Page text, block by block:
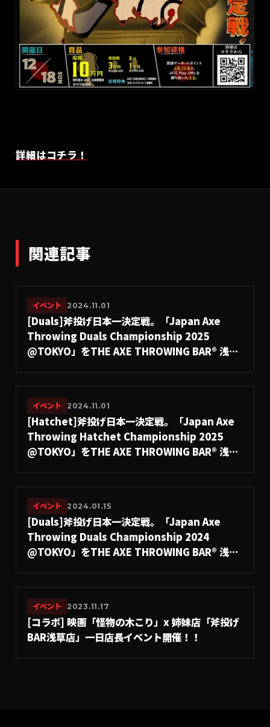
詳細はコチラ！
関連記事
イベント 2024.11.01
[Duals]斧投げ日本一決定戦。「Japan Axe
Throwing Duals Championship 2025
@TOKYO」をTHE AXE THROWING BAR®︎ 浅草
イベント 2024.11.01
[Hatchet]斧投げ日本一決定戦。「Japan Axe
Throwing Hatchet Championship 2025
@TOKYO」をTHE AXE THROWING BAR®︎ 浅草
イベント 2024.01.15
[Duals]斧投げ日本一決定戦。「Japan Axe
Throwing Duals Championship 2024
@TOKYO」をTHE AXE THROWING BAR®︎ 浅草
イベント 2023.11.17
[コラボ] 映画「怪物の木こり」x 姉妹店「斧投げ
BAR浅草店」一日店長イベント開催！！